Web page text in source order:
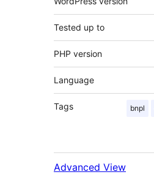
Tested up to
PHP version
Language
Tags bnpl
Advanced View